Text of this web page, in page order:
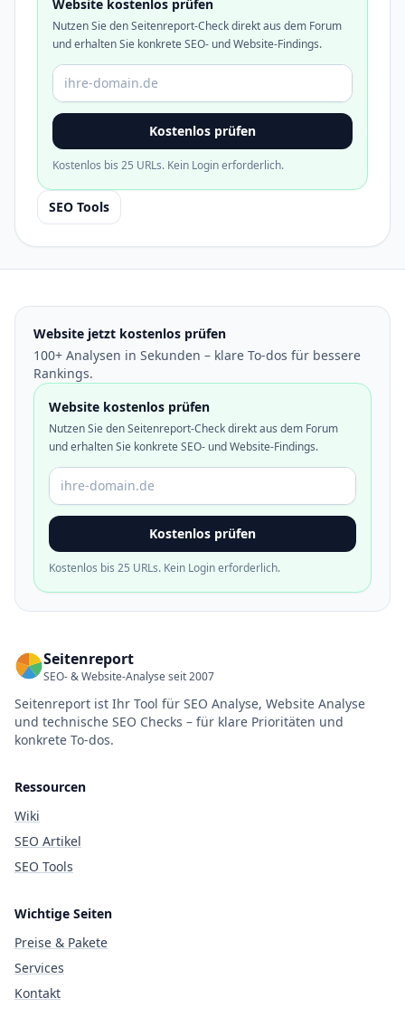
Website kostenlos prüfen
Nutzen Sie den Seitenreport-Check direkt aus dem Forum
und erhalten Sie konkrete SEO- und Website-Findings.
Domain oder URL
Kostenlos prüfen
Kostenlos bis 25 URLs. Kein Login erforderlich.
SEO Tools
Website jetzt kostenlos prüfen
100+ Analysen in Sekunden – klare To-dos für bessere
Rankings.
Website kostenlos prüfen
Nutzen Sie den Seitenreport-Check direkt aus dem Forum
und erhalten Sie konkrete SEO- und Website-Findings.
Domain oder URL
Kostenlos prüfen
Kostenlos bis 25 URLs. Kein Login erforderlich.
Seitenreport
SEO- & Website-Analyse seit 2007
Seitenreport ist Ihr Tool für SEO Analyse, Website Analyse
und technische SEO Checks – für klare Prioritäten und
konkrete To-dos.
Ressourcen
Wiki
SEO Artikel
SEO Tools
Wichtige Seiten
Preise & Pakete
Services
Kontakt